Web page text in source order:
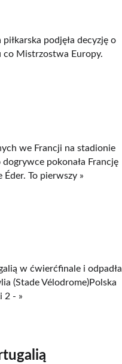
podjęła decyzję o
co Mistrzostwa Europy.
we Francji na stadionie
pokonała Francję
To pierwszy »
w ćwierćfinale i odpadła
(Stade Vélodrome)Polska
2 - »